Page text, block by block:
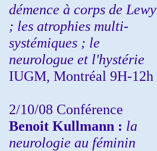
démence à corps de Lewy
; les atrophies multi-
systémiques ; le
neurologue et l'hystérie
IUGM, Montréal 9H-12h
2/10/08 Conférence
Benoit Kullmann : la
neurologie au féminin